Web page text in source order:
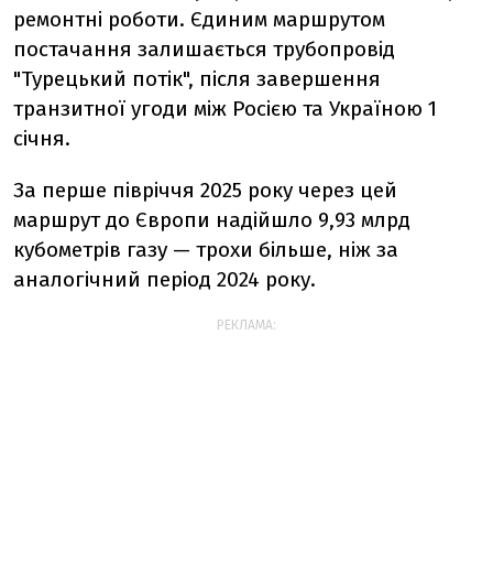
ремонтні роботи. Єдиним маршрутом
постачання залишається трубопровід
"Турецький потік", після завершення
транзитної угоди між Росією та Україною 1
січня.
За перше півріччя 2025 року через цей
маршрут до Європи надійшло 9,93 млрд
кубометрів газу — трохи більше, ніж за
аналогічний період 2024 року.
РЕКЛАМА: